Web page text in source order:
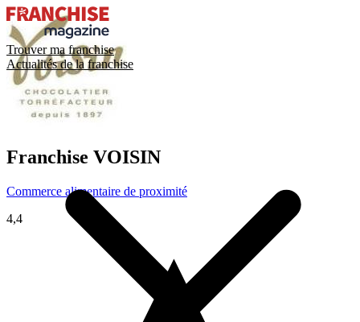
Trouver ma franchise
Actualités de la franchise
Franchise VOISIN
Commerce alimentaire de proximité
4,4